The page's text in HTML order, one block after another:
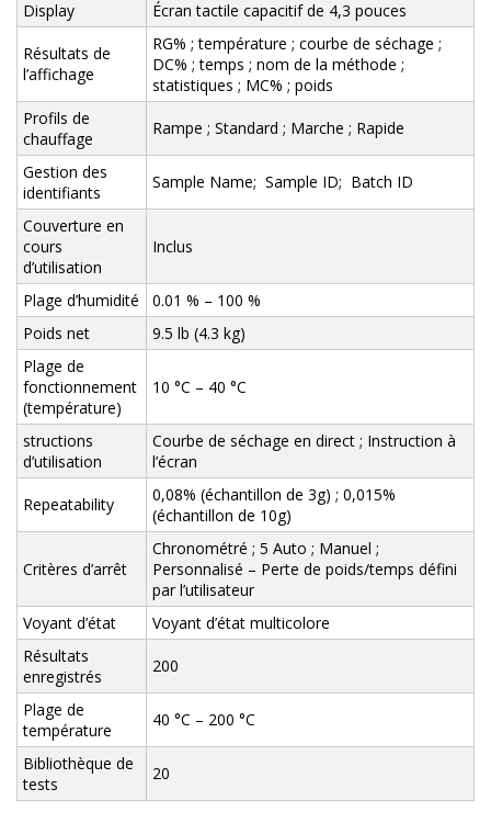
Display Écran tactile capacitif de 4,3 pouces
Résultats de
l’affichage
RG% ; température ; courbe de séchage ;
DC% ; temps ; nom de la méthode ;
statistiques ; MC% ; poids
Profils de
chauffage
Rampe ; Standard ; Marche ; Rapide
Gestion des
identifiants
Sample Name; Sample ID; Batch ID
Couverture en
cours
d’utilisation
Inclus
Plage d’humidité
0.01 % – 100 %
Poids net
9.5 lb (4.3 kg)
Plage de
fonctionnement
(température)
10 °C – 40 °C
structions
d’utilisation
Courbe de séchage en direct ; Instruction à
l’écran
Repeatability
0,08% (échantillon de 3g) ; 0,015%
(échantillon de 10g)
Critères d’arrêt
Chronométré ; 5 Auto ; Manuel ;
Personnalisé – Perte de poids/temps défini
par l’utilisateur
Voyant d’état
Voyant d’état multicolore
Résultats
enregistrés
200
Plage de
température
40 °C – 200 °C
Bibliothèque de
tests
20